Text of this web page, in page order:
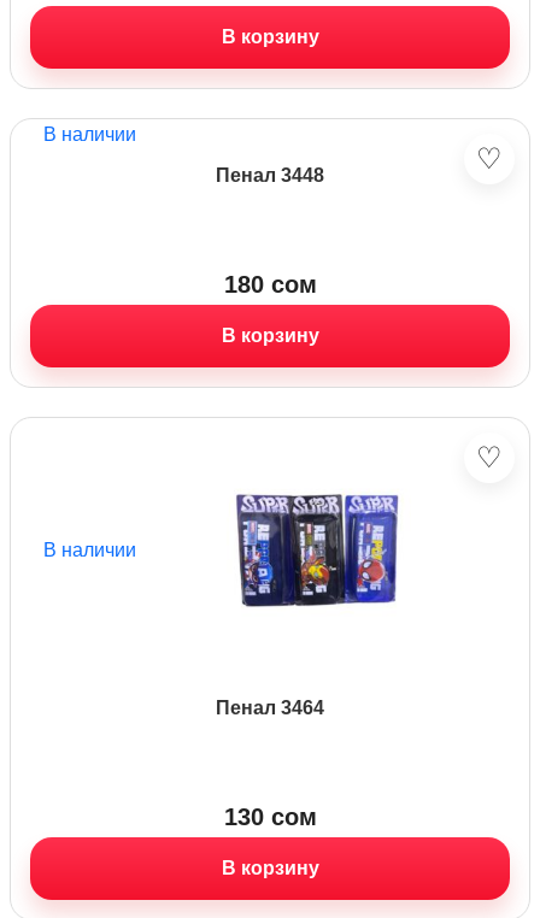
В корзину
В наличии
♡
Пенал 3448
180 сом
В корзину
В наличии
♡
Пенал 3464
130 сом
В корзину